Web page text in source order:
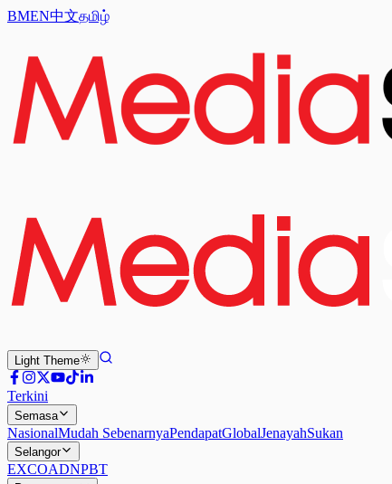
BMEN中文தமிழ்
Light Theme
Terkini
Semasa
NasionalMudah SebenarnyaPendapatGlobalJenayahSukan
Selangor
EXCOADNPBT